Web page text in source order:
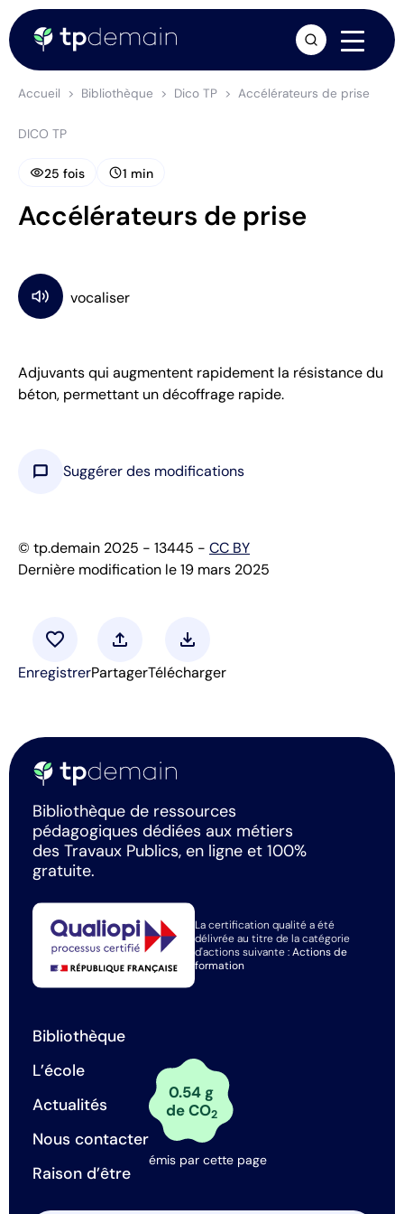
Accueil Bibliothèque Dico TP Accélérateurs de prise
DICO TP
visibility25 fois schedule1 min
Accélérateurs de prise
Adjuvants qui augmentent rapidement la résistance du
béton, permettant un décoffrage rapide.
chat_bubble Suggérer des modifications
© tp.demain 2025 - 13445 - CC BY
Dernière modification le 19 mars 2025
favorite
Enregistrer
upload
Partager
download
Télécharger
Bibliothèque de ressources
pédagogiques dédiées aux métiers
des Travaux Publics, en ligne et 100%
gratuite.
La certification qualité a été
délivrée au titre de la catégorie
d'actions suivante :Actions de
formation
Bibliothèque
L’école
Actualités
Nous contacter
Raison d’être
0.54 g
de CO2
émis par cette page
arrow_forward